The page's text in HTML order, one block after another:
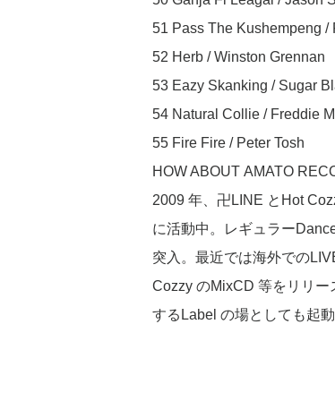
51 Pass The Kushempeng /
52 Herb / Winston Grennan
53 Eazy Skanking / Sugar
54 Natural Collie / Freddie
55 Fire Fire / Peter Tosh
HOW ABOUT AMATO
2009 年、卍LINE とHot
に活動中。レギュラー
突入。最近では海外での
Cozzy のMixCD 等をリリー
するLabel の場としても起動